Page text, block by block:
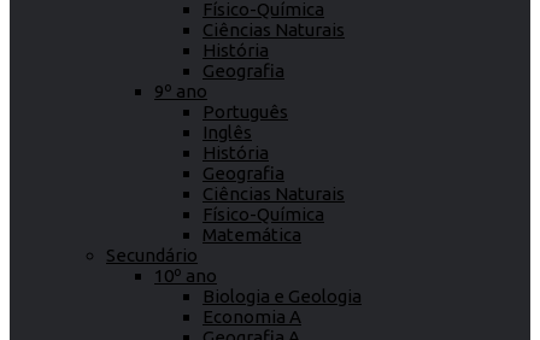
Físico-Química
Ciências Naturais
História
Geografia
9º ano
Português
Inglês
História
Geografia
Ciências Naturais
Físico-Química
Matemática
Secundário
10º ano
Biologia e Geologia
Economia A